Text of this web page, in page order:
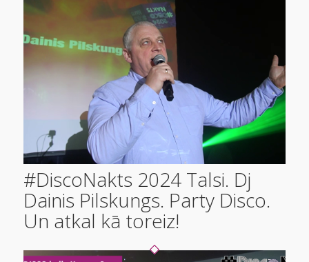
#DiscoNakts 2024 Talsi. Dj
Dainis Pilskungs. Party Disco.
Un atkal kā toreiz!